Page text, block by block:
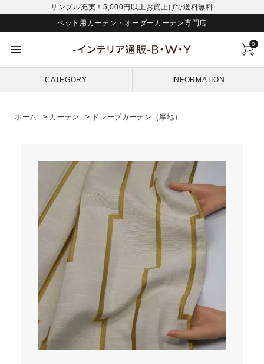
サンプル充実！5,000円以上お買上げで送料無料
ペット用カーテン・オーダーカーテン専門店
menu 0
CATEGORY INFORMATION
ホーム > カーテン > ドレープカーテン（厚地）